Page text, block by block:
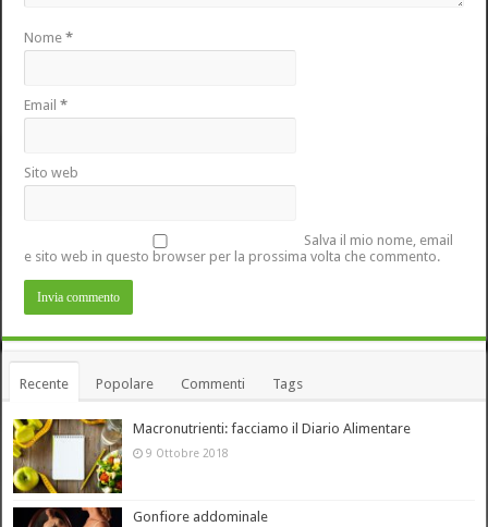
Nome*
Email*
Sito web
Salva il mio nome, email
e sito web in questo browser per la prossima volta che commento.
Recente Popolare Commenti Tags
Macronutrienti: facciamo il Diario Alimentare
9 Ottobre 2018
Gonfiore addominale